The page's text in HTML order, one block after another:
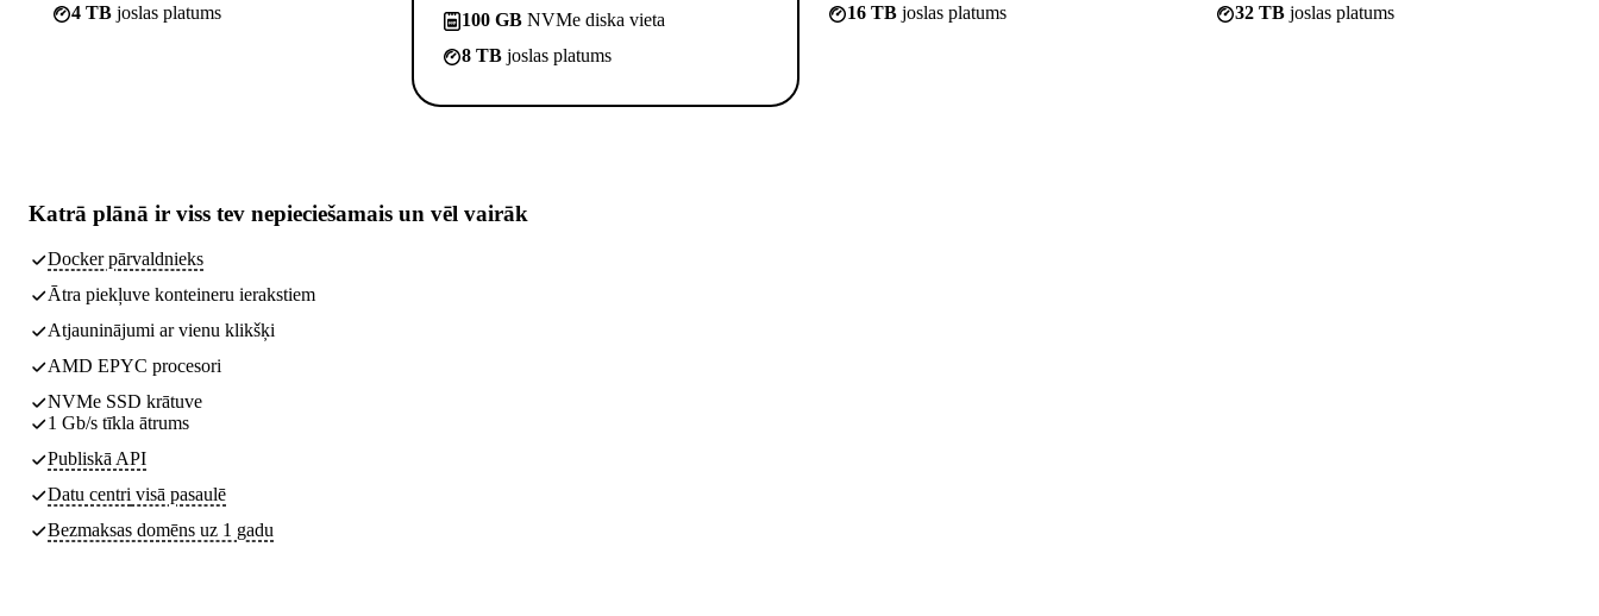
4 TB joslas platums
100 GB NVMe diska vieta
8 TB joslas platums
16 TB joslas platums
32 TB joslas platums
Katrā plānā ir viss tev nepieciešamais un vēl vairāk
Docker pārvaldnieks
Ātra piekļuve konteineru ierakstiem
Atjauninājumi ar vienu klikšķi
AMD EPYC procesori
NVMe SSD krātuve
1 Gb/s tīkla ātrums
Publiskā API
Datu centri visā pasaulē
Bezmaksas domēns uz 1 gadu